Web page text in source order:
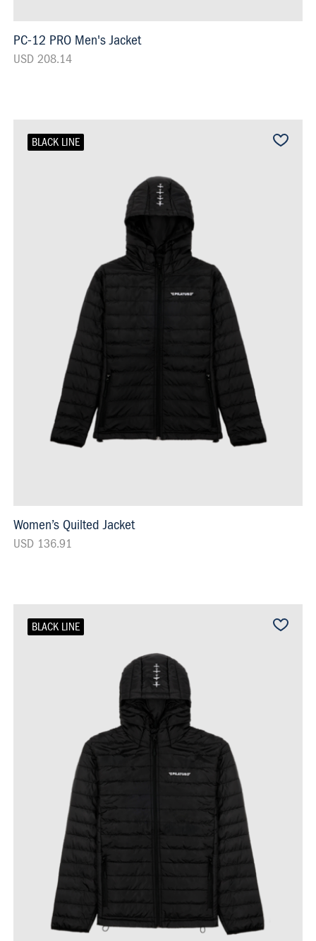
PC-12 PRO Men's Jacket
USD 208.14
BLACK LINE
Women’s Quilted Jacket
USD 136.91
BLACK LINE